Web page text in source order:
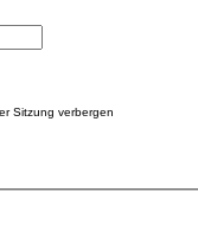
Sitzung verbergen